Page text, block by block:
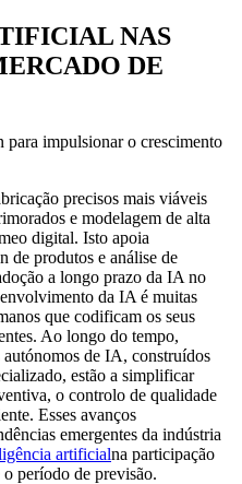
NAS
DE
impulsionar o crescimento
precisos mais viáveis
e modelagem de alta
digital. Isto apoia
de produtos e análise de
a longo prazo da IA ​​no
da IA ​​é muitas
que codificam os seus
Ao longo do tempo,
autónomos de IA, construídos
estão a simplificar
o controlo de qualidade
Esses avanços
emergentes da indústria
artificialna participação
período de previsão.